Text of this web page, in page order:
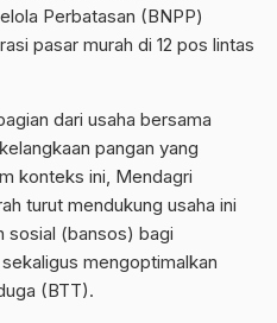
Perbatasan (BNPP)
pasar murah di 12 pos lintas
dari usaha bersama
pangan yang
konteks ini, Mendagri
turut mendukung usaha ini
sosial (bansos) bagi
mengoptimalkan
(BTT).